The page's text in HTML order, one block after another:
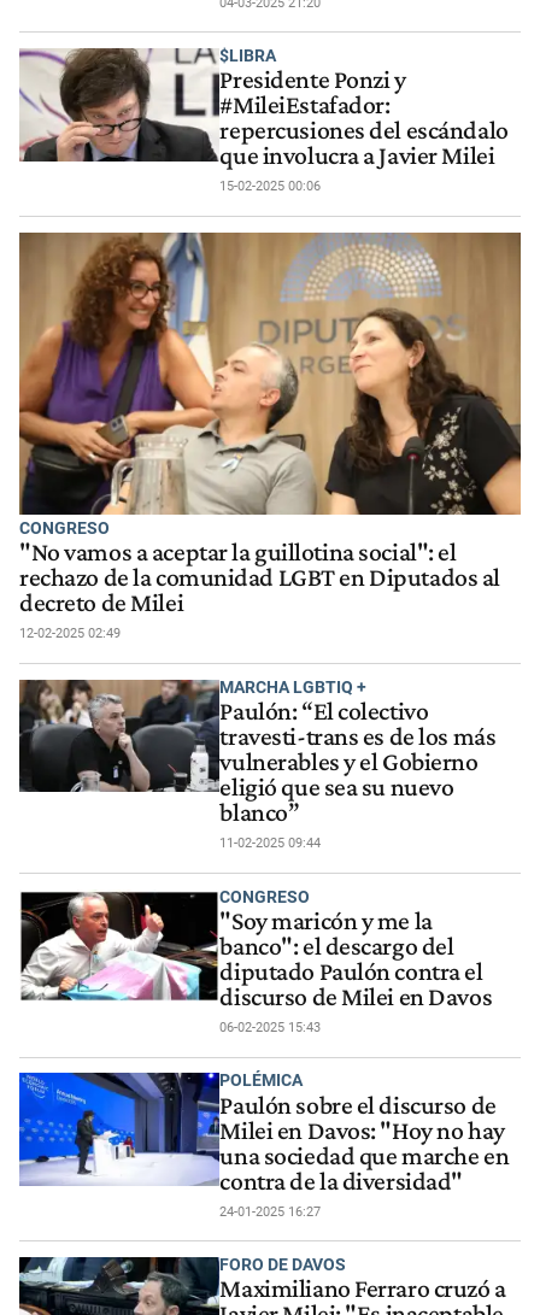
$LIBRA
Presidente Ponzi y
#MileiEstafador:
repercusiones del escándalo
que involucra a Javier Milei
15-02-2025 00:06
CONGRESO
"No vamos a aceptar la guillotina social": el
rechazo de la comunidad LGBT en Diputados al
decreto de Milei
12-02-2025 02:49
MARCHA LGBTIQ +
Paulón: “El colectivo
travesti-trans es de los más
vulnerables y el Gobierno
eligió que sea su nuevo
blanco”
11-02-2025 09:44
CONGRESO
"Soy maricón y me la
banco": el descargo del
diputado Paulón contra el
discurso de Milei en Davos
06-02-2025 15:43
POLÉMICA
Paulón sobre el discurso de
Milei en Davos: "Hoy no hay
una sociedad que marche en
contra de la diversidad"
24-01-2025 16:27
FORO DE DAVOS
Maximiliano Ferraro cruzó a